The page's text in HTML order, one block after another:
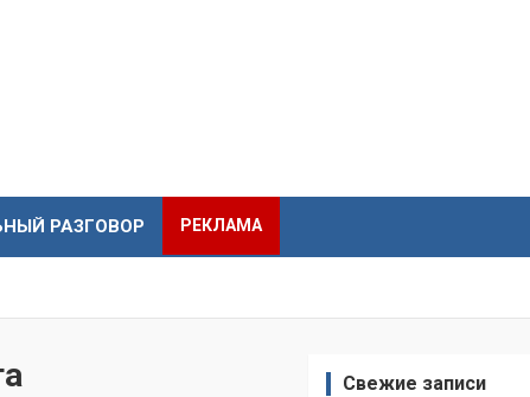
РАЗГОВОР РЕКЛАМА
Свежие записи